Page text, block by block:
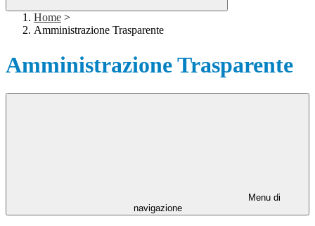
Home >
Amministrazione Trasparente
Amministrazione Trasparente
Menu di
navigazione